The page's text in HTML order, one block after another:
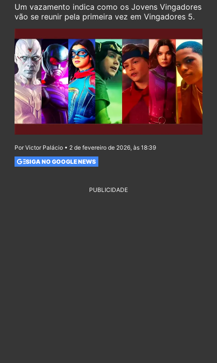
Um vazamento indica como os Jovens Vingadores
vão se reunir pela primeira vez em Vingadores 5.
Por Victor Palácio • 2 de fevereiro de 2026, às 18:39
SIGA NO GOOGLE NEWS
PUBLICIDADE